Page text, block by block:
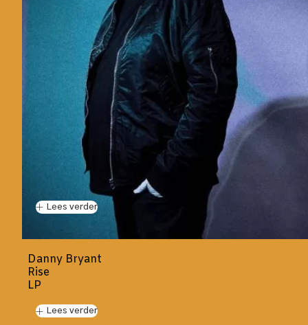
Lees verder
Danny Bryant
Rise
LP
Lees verder